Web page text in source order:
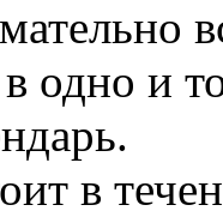
в одно и
в